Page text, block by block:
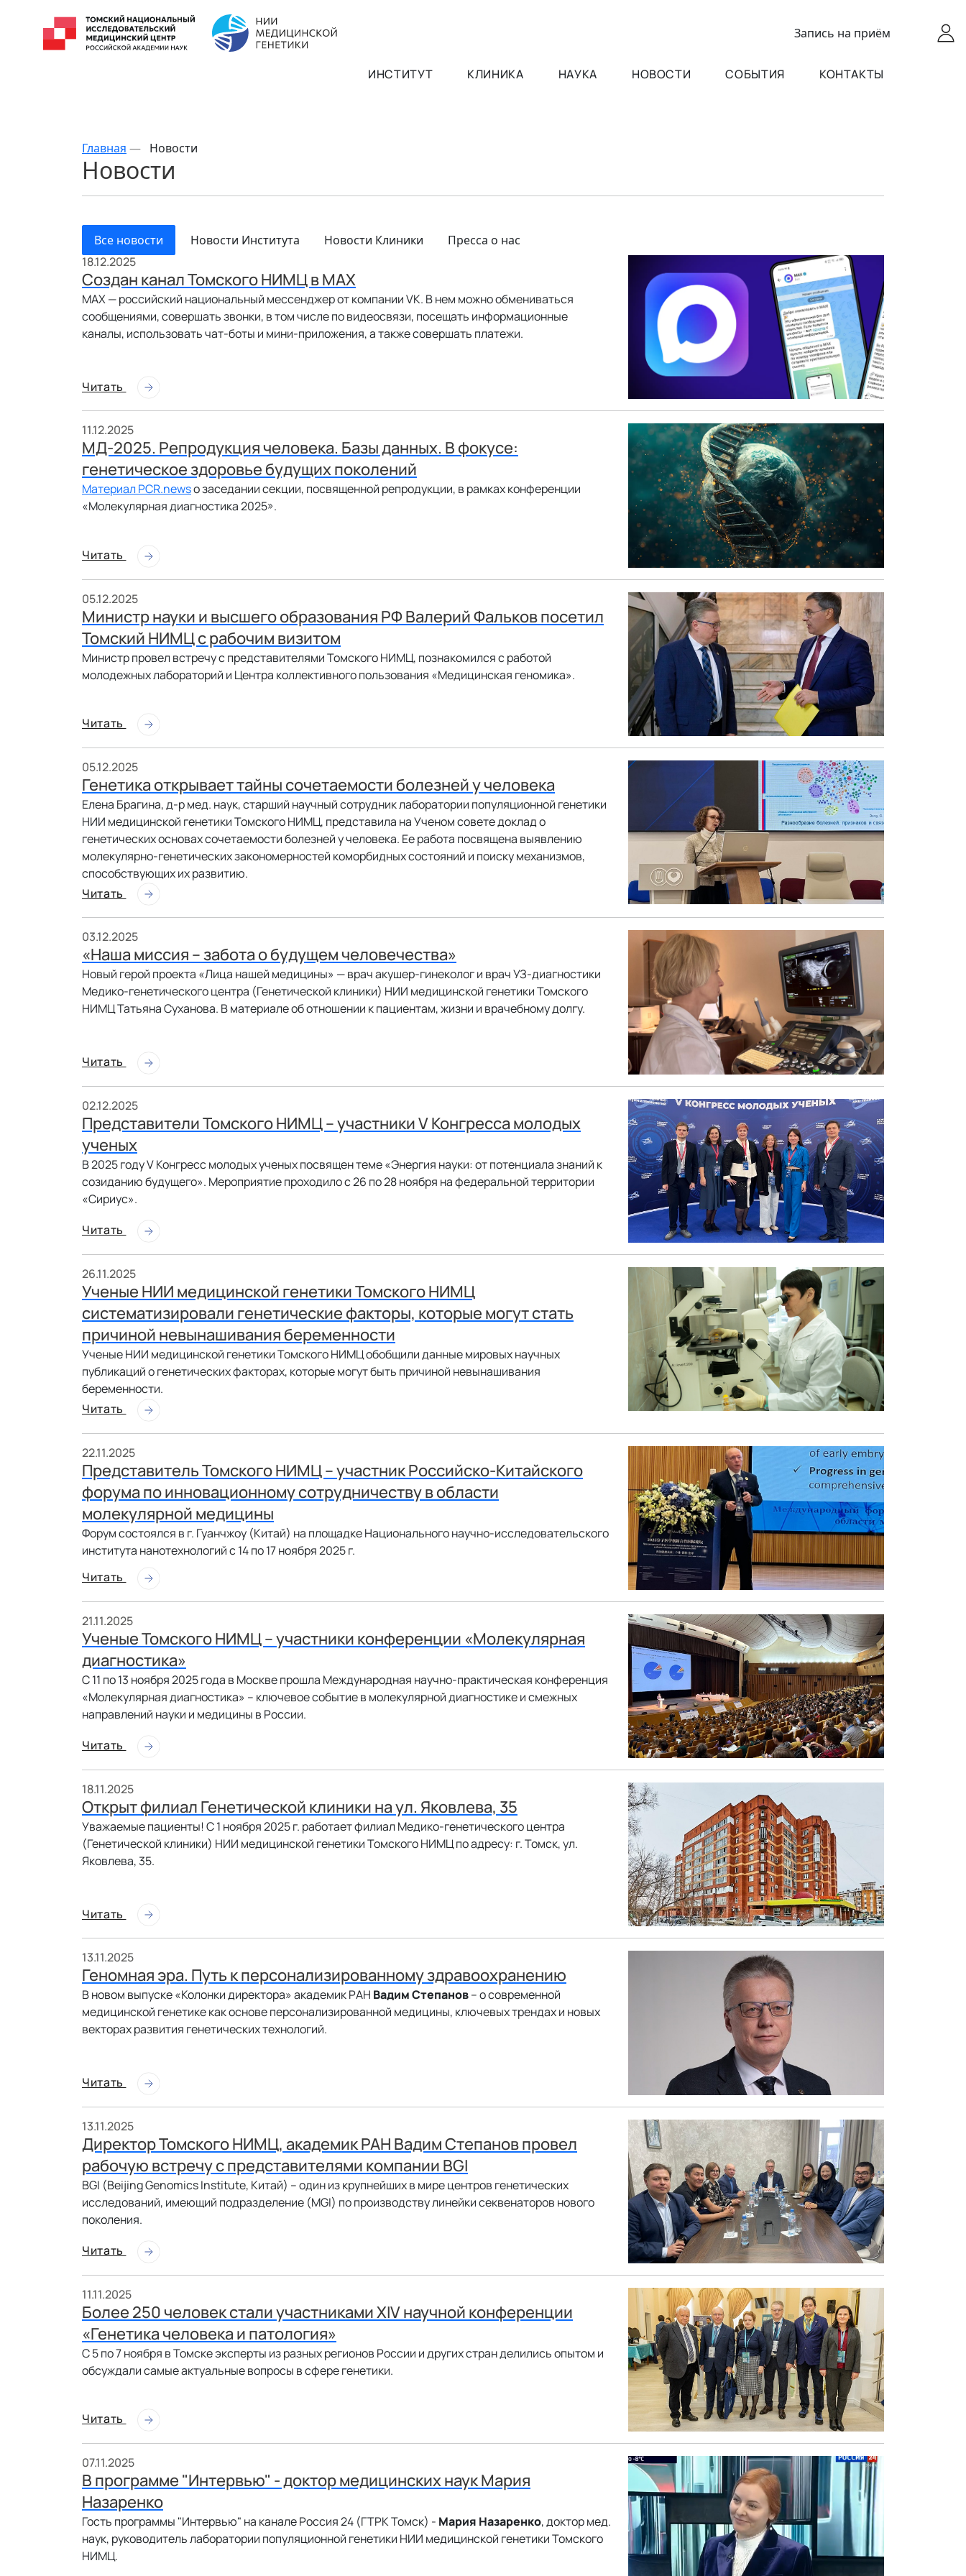
Запись на приём
ИНСТИТУТ КЛИНИКА НАУКА НОВОСТИ СОБЫТИЯ КОНТАКТЫ
Главная — Новости
Новости
Все новости Новости Института Новости Клиники
Пресса о нас
18.12.2025
Создан канал Томского НИМЦ в MAX
MAX — российский национальный мессенджер от компании VK. В нем можно обмениваться
сообщениями, совершать звонки, в том числе по видеосвязи, посещать информационные
каналы, использовать чат-боты и мини-приложения, а также совершать платежи.
Читать
11.12.2025
МД-2025. Репродукция человека. Базы данных. В фокусе:
генетическое здоровье будущих поколений
Материал PCR.newsо заседании секции, посвященной репродукции, в рамках конференции
«Молекулярная диагностика 2025».
Читать
05.12.2025
Министр науки и высшего образования РФ Валерий Фальков посетил
Томский НИМЦ с рабочим визитом
Министр провел встречу с представителями Томского НИМЦ, познакомился с работой
молодежных лабораторий и Центра коллективного пользования «Медицинская геномика».
Читать
05.12.2025
Генетика открывает тайны сочетаемости болезней у человека
Елена Брагина, д-р мед. наук, старший научный сотрудник лаборатории популяционной генетики
НИИ медицинской генетики Томского НИМЦ, представила на Ученом совете доклад о
генетических основах сочетаемости болезней у человека. Ее работа посвящена выявлению
молекулярно-генетических закономерностей коморбидных состояний и поиску механизмов,
способствующих их развитию.
Читать
03.12.2025
«Наша миссия – забота о будущем человечества»
Новый герой проекта «Лица нашей медицины» — врач акушер-гинеколог и врач УЗ-диагностики
Медико-генетического центра (Генетической клиники) НИИ медицинской генетики Томского
НИМЦ Татьяна Суханова. В материале об отношении к пациентам, жизни и врачебному долгу.
Читать
02.12.2025
Представители Томского НИМЦ – участники V Конгресса молодых
ученых
В 2025 году V Конгресс молодых ученых посвящен теме «Энергия науки: от потенциала знаний к
созиданию будущего». Мероприятие проходило с 26 по 28 ноября на федеральной территории
«Сириус».
Читать
26.11.2025
Ученые НИИ медицинской генетики Томского НИМЦ
систематизировали генетические факторы, которые могут стать
причиной невынашивания беременности
Ученые НИИ медицинской генетики Томского НИМЦ обобщили данные мировых научных
публикаций о генетических факторах, которые могут быть причиной невынашивания
беременности.
Читать
22.11.2025
Представитель Томского НИМЦ – участник Российско-Китайского
форума по инновационному сотрудничеству в области
молекулярной медицины
Форум состоялся в г. Гуанчжоу (Китай) на площадке Национального научно-исследовательского
института нанотехнологий с 14 по 17 ноября 2025 г.
Читать
21.11.2025
Ученые Томского НИМЦ – участники конференции «Молекулярная
диагностика»
С 11 по 13 ноября 2025 года в Москве прошла Международная научно-практическая конференция
«Молекулярная диагностика» – ключевое событие в молекулярной диагностике и смежных
направлений науки и медицины в России.
Читать
18.11.2025
Открыт филиал Генетической клиники на ул. Яковлева, 35
Уважаемые пациенты! С 1 ноября 2025 г. работает филиал Медико-генетического центра
(Генетической клиники) НИИ медицинской генетики Томского НИМЦ по адресу: г. Томск, ул.
Яковлева, 35.
Читать
13.11.2025
Геномная эра. Путь к персонализированному здравоохранению
В новом выпуске «Колонки директора» академик РАН Вадим Степанов– о современной
медицинской генетике как основе персонализированной медицины, ключевых трендах и новых
векторах развития генетических технологий.
Читать
13.11.2025
Директор Томского НИМЦ, академик РАН Вадим Степанов провел
рабочую встречу с представителями компании BGI
BGI (Beijing Genomics Institute, Китай) – один из крупнейших в мире центров генетических
исследований, имеющий подразделение (MGI) по производству линейки секвенаторов нового
поколения.
Читать
11.11.2025
Более 250 человек стали участниками XIV научной конференции
«Генетика человека и патология»
С 5 по 7 ноября в Томске эксперты из разных регионов России и других стран делились опытом и
обсуждали самые актуальные вопросы в сфере генетики.
Читать
07.11.2025
В программе "Интервью" - доктор медицинских наук Мария
Назаренко
Гость программы "Интервью" на канале Россия 24 (ГТРК Томск) - Мария Назаренко, доктор мед.
наук, руководитель лаборатории популяционной генетики НИИ медицинской генетики Томского
НИМЦ.